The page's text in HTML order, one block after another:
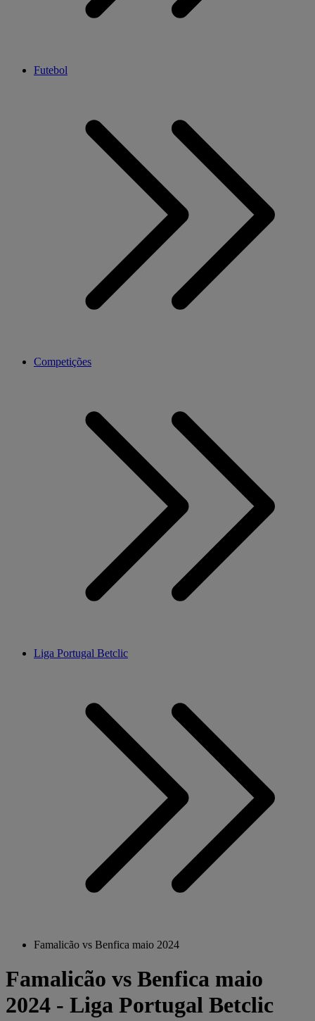
Futebol
Competições
Liga Portugal Betclic
Famalicão vs Benfica maio 2024
Famalicão vs Benfica maio
2024 - Liga Portugal Betclic